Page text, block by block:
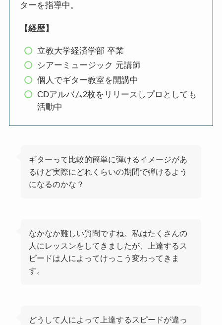
ターを指導中。
【経歴】
立教大学経済学部 卒業
シアーミュージック 元講師
個人でギター教室を開講中
CDアルバム2枚をリリースしプロとしても
活動中
ギターって比較的簡単に弾けるイメージがあ
るけど実際にどれくらいの期間で弾けるよう
になるのかな？
なかなか難しい質問ですね。私はたくさんの
人にレッスンをしてきましたが、上達するス
ピードは人によってけっこう変わってきま
す。
どうして人によって上達するスピードが違っ